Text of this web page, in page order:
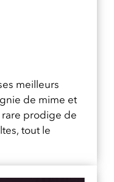
meilleurs
de mime et
rare prodige de
tout le